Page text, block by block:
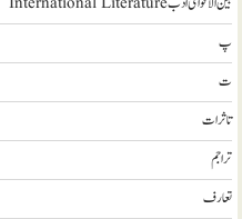
پ
ت
تاثرات
تراجم
تعارف